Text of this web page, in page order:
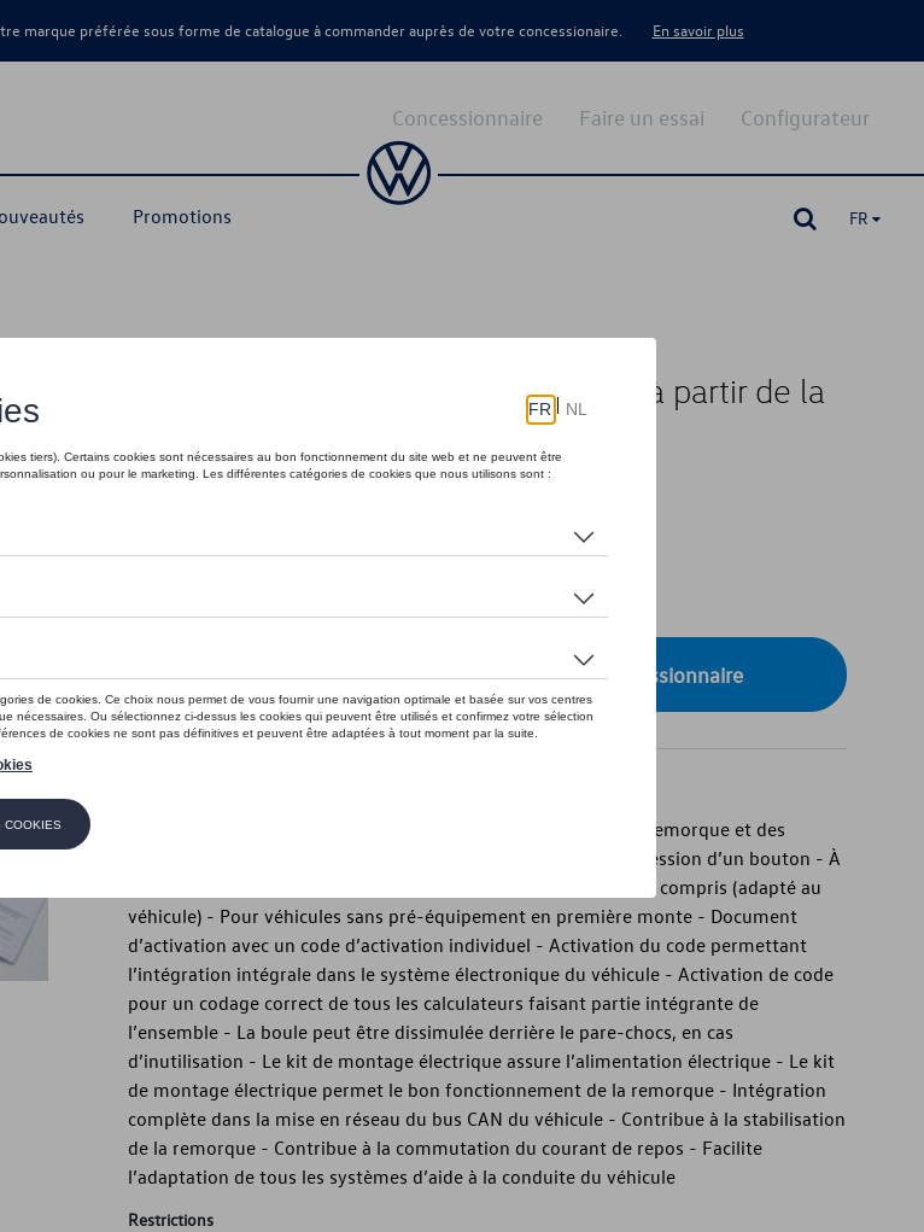
marque préférée sous forme de catalogue à commander auprès de votre concessionaire. En savoir plus
Promotions
Configurateur
Faire un essai
Concessionnaire
FR
électrique 13 broches inclus, PR:1D0, à partir de la
1 225,00 €
Vérifiez la disponibilité auprès de votre concessionnaire
- Produit d’origine Volkswagen - Fonctionnement fiable de la remorque et des
systèmes porteurs - À déclenchement électrique sur simple pression d’un bouton - À
pivotement mécanique - Kit de montage électrique 13 broches compris (adapté au
véhicule) - Pour véhicules sans pré-équipement en première monte - Document
d’activation avec un code d’activation individuel - Activation du code permettant
l’intégration intégrale dans le système électronique du véhicule - Activation de code
pour un codage correct de tous les calculateurs faisant partie intégrante de
l’ensemble - La boule peut être dissimulée derrière le pare-chocs, en cas
d’inutilisation - Le kit de montage électrique assure l’alimentation électrique - Le kit
de montage électrique permet le bon fonctionnement de la remorque - Intégration
complète dans la mise en réseau du bus CAN du véhicule - Contribue à la stabilisation
de la remorque - Contribue à la commutation du courant de repos - Facilite
l’adaptation de tous les systèmes d’aide à la conduite du véhicule
Restrictions